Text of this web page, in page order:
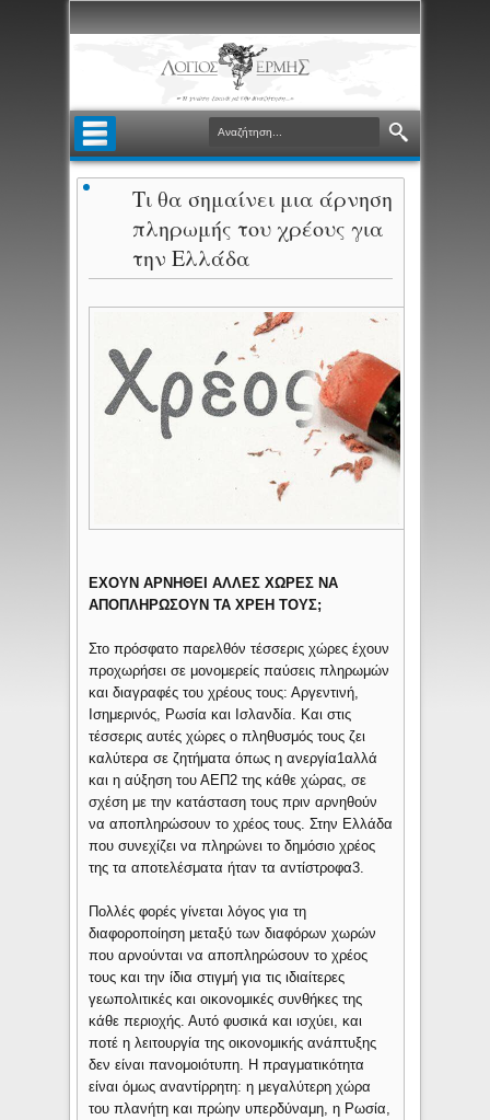
Τι θα σημαίνει μια άρνηση
πληρωμής του χρέους για
την Ελλάδα
ΕΧΟΥΝ ΑΡΝΗΘΕΙ ΑΛΛΕΣ ΧΩΡΕΣ ΝΑ
ΑΠΟΠΛΗΡΩΣΟΥΝ ΤΑ ΧΡΕΗ ΤΟΥΣ;
Στο πρόσφατο παρελθόν τέσσερις χώρες έχουν
προχωρήσει σε μονομερείς παύσεις πληρωμών
και διαγραφές του χρέους τους: Αργεντινή,
Ισημερινός, Ρωσία και Ισλανδία. Και στις
τέσσερις αυτές χώρες ο πληθυσμός τους ζει
καλύτερα σε ζητήματα όπως η ανεργία1αλλά
και η αύξηση του ΑΕΠ2 της κάθε χώρας, σε
σχέση με την κατάσταση τους πριν αρνηθούν
να αποπληρώσουν το χρέος τους. Στην Ελλάδα
που συνεχίζει να πληρώνει το δημόσιο χρέος
της τα αποτελέσματα ήταν τα αντίστροφα3.
Πολλές φορές γίνεται λόγος για τη
διαφοροποίηση μεταξύ των διαφόρων χωρών
που αρνούνται να αποπληρώσουν το χρέος
τους και την ίδια στιγμή για τις ιδιαίτερες
γεωπολιτικές και οικονομικές συνθήκες της
κάθε περιοχής. Αυτό φυσικά και ισχύει, και
ποτέ η λειτουργία της οικονομικής ανάπτυξης
δεν είναι πανομοιότυπη. Η πραγματικότητα
είναι όμως αναντίρρητη: η μεγαλύτερη χώρα
του πλανήτη και πρώην υπερδύναμη, η Ρωσία,